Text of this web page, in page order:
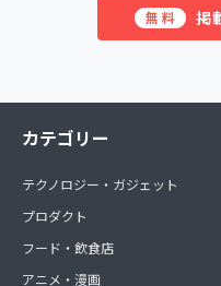
無料 掲
カテゴリー
テクノロジー・ガジェット
プロダクト
フード・飲食店
アニメ・漫画